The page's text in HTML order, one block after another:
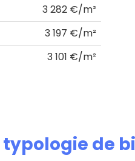
3 282 €/m²
3 197 €/m²
3 101 €/m²
typologie de